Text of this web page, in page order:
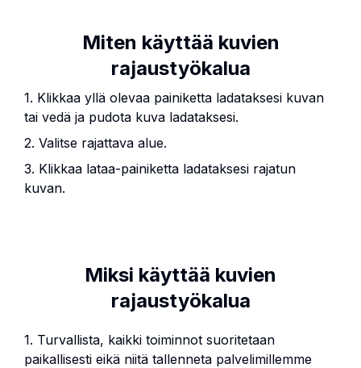
Miten käyttää kuvien
rajaustyökalua
1. Klikkaa yllä olevaa painiketta ladataksesi kuvan
tai vedä ja pudota kuva ladataksesi.
2. Valitse rajattava alue.
3. Klikkaa lataa-painiketta ladataksesi rajatun
kuvan.
Miksi käyttää kuvien
rajaustyökalua
1. Turvallista, kaikki toiminnot suoritetaan
paikallisesti eikä niitä tallenneta palvelimillemme